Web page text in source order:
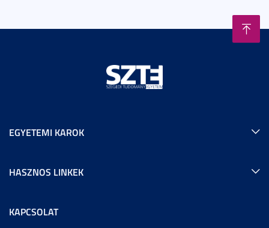
EGYETEMI KAROK
HASZNOS LINKEK
KAPCSOLAT